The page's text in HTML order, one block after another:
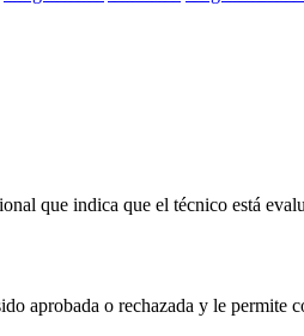
que indica que el técnico está
aprobada o rechazada y le permite